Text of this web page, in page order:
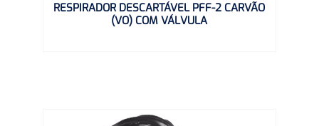
RESPIRADOR DESCARTÁVEL PFF-2 CARVÃO
(VO) COM VÁLVULA